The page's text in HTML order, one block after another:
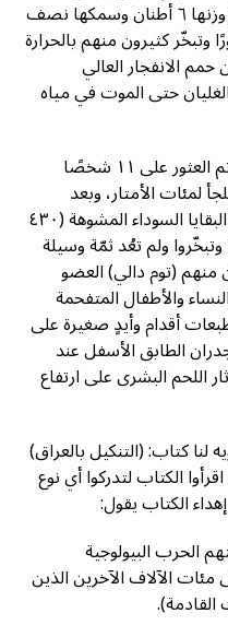
الانفجار الأبواب الفولاذية التي يبلغ وزنها ٦ أطنان وسمكها نصف
كثيرون منهم بالحرارة
الانفجار العالي
حتى الموت في مياه
٤١ – بعد المجزرة النضاحة بالدماء تم العثور على ١١ شخصًا
لمئات الأمتار، وبعد
ساعات مُلتهبة استُخرج من الملجأ البقايا السوداء المشوهة (٤٣٠
ولم تعُد ثمّة وسيلة
(توم دالي) العضو
والأطفال المتفحمة
أقدام وأيدٍ صغيرة على
الطابق الأسفل عند
اللحم البشرى على ارتفاع
لنا كتاب: (التنكيل بالعراق)
الكتاب لتدركوا أي نوع
الكتاب يقول:
الحرب البيولوجية
مئات الآلاف الآخرين الذين